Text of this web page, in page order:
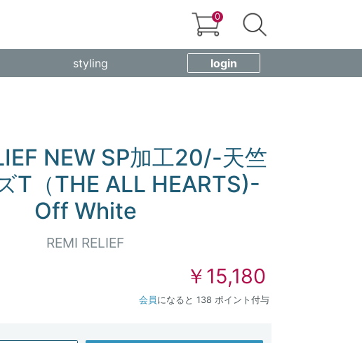
0
styling login
NEW SP加工20/-天竺
T（THE ALL HEARTS)-
Off White
REMI RELIEF
￥15,180
会員 になると 138 ポイント付与